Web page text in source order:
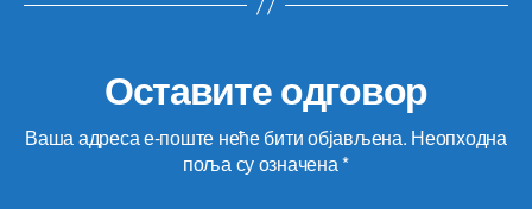
Оставите одговор
Ваша адреса е-поште неће бити објављена. Неопходна
поља су означена*